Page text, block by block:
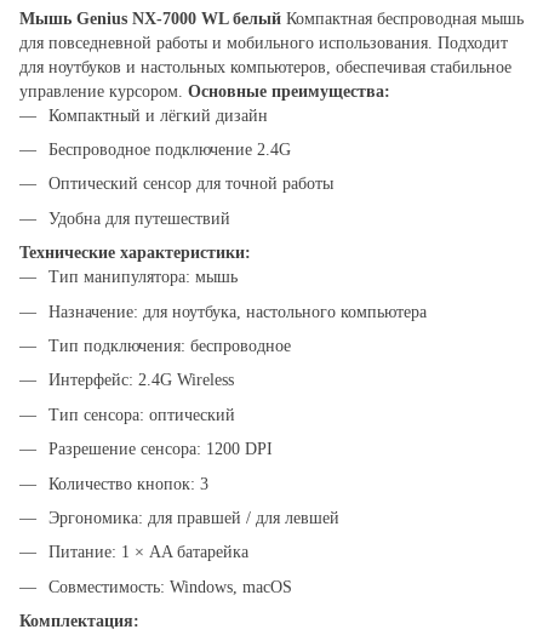
Мышь Genius NX-7000 WL белый Компактная беспроводная мышь
для повседневной работы и мобильного использования. Подходит
для ноутбуков и настольных компьютеров, обеспечивая стабильное
управление курсором. Основные преимущества:
Компактный и лёгкий дизайн
Беспроводное подключение 2.4G
Оптический сенсор для точной работы
Удобна для путешествий
Технические характеристики:
Тип манипулятора: мышь
Назначение: для ноутбука, настольного компьютера
Тип подключения: беспроводное
Интерфейс: 2.4G Wireless
Тип сенсора: оптический
Разрешение сенсора: 1200 DPI
Количество кнопок: 3
Эргономика: для правшей / для левшей
Питание: 1 × AA батарейка
Совместимость: Windows, macOS
Комплектация: